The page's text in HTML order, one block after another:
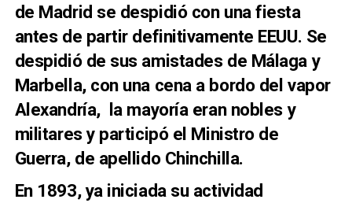
de Madrid se despidió con una fiesta
antes de partir definitivamente EEUU. Se
despidió de sus amistades de Málaga y
Marbella, con una cena a bordo del vapor
Alexandría, la mayoría eran nobles y
militares y participó el Ministro de
Guerra, de apellido Chinchilla.
En 1893, ya iniciada su actividad